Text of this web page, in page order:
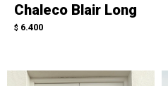
Chaleco Blair Long
$ 6.400